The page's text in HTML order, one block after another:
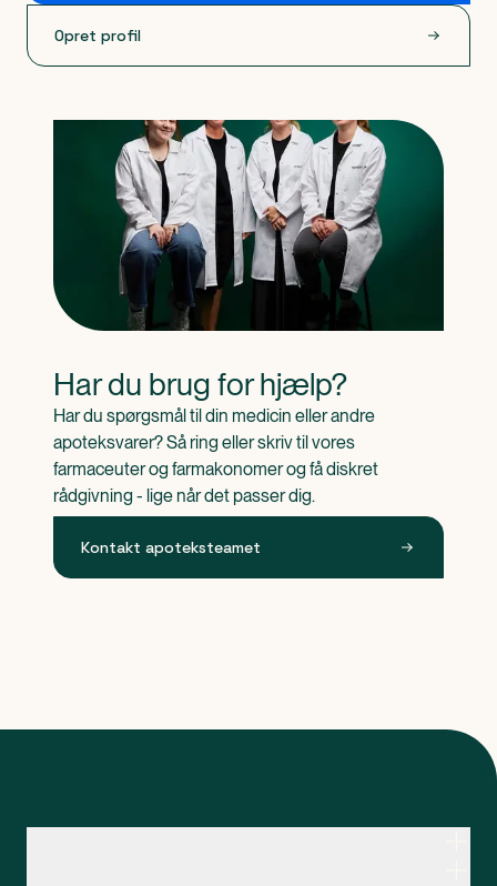
Opret profil
Har du brug for hjælp?
Har du spørgsmål til din medicin eller andre
apoteksvarer? Så ring eller skriv til vores
farmaceuter og farmakonomer og få diskret
rådgivning - lige når det passer dig.
Kontakt apoteksteamet